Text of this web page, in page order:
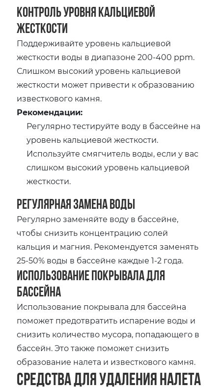
Контроль уровня кальциевой
жесткости
Поддерживайте уровень кальциевой
жесткости воды в диапазоне 200-400 ppm.
Слишком высокий уровень кальциевой
жесткости может привести к образованию
известкового камня.
Рекомендации:
Регулярно тестируйте воду в бассейне на
уровень кальциевой жесткости.
Используйте смягчитель воды, если у вас
слишком высокий уровень кальциевой
жесткости.
Регулярная замена воды
Регулярно заменяйте воду в бассейне,
чтобы снизить концентрацию солей
кальция и магния. Рекомендуется заменять
25-50% воды в бассейне каждые 1-2 года.
Использование покрывала для
бассейна
Использование покрывала для бассейна
поможет предотвратить испарение воды и
снизить количество мусора, попадающего в
бассейн. Это также поможет снизить
образование налета и известкового камня.
Средства для удаления налета